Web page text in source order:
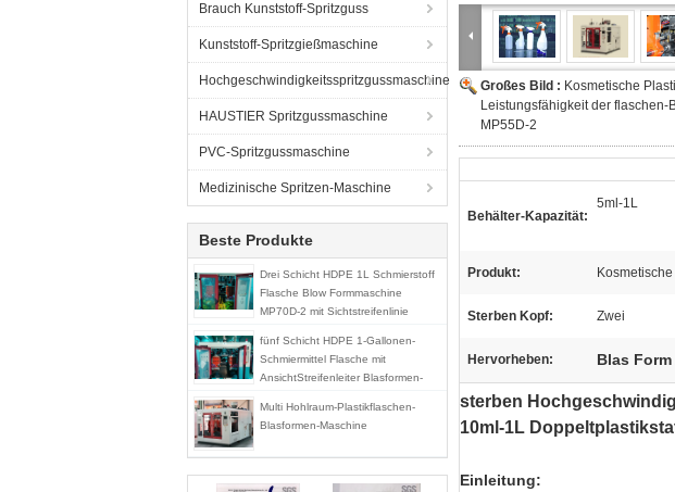
Brauch Kunststoff-Spritzguss
Kunststoff-Spritzgießmaschine
Hochgeschwindigkeitsspritzgussmaschine
HAUSTIER Spritzgussmaschine
PVC-Spritzgussmaschine
Medizinische Spritzen-Maschine
Beste Produkte
Drei Schicht HDPE 1L Schmierstoff
Flasche Blow Formmaschine
MP70D-2 mit Sichtstreifenlinie
fünf Schicht HDPE 1-Gallonen-
Schmiermittel Flasche mit
AnsichtStreifenleiter Blasformen-
Multi Hohlraum-Plastikflaschen-
Blasformen-Maschine
Großes Bild : Kosmetische
Leistungsfähigkeit der flaschen-
MP55D-2
Behälter-Kapazität:
5ml-1L
Produkt:
Sterben Kopf: Zwei
Hervorheben: Blas
sterben
10ml-1L
Einleitung: